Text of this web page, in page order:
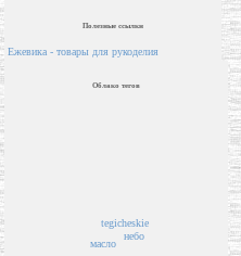
Полезные ссылки
Ежевика - товары для рукоделия
Облако тегов
масло
tegicheskie
небо